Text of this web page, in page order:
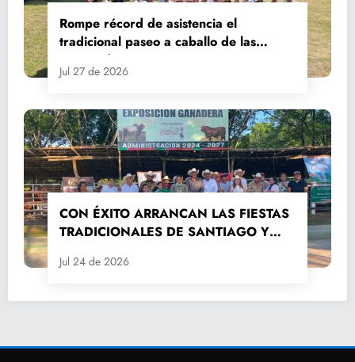
Rompe récord de asistencia el
tradicional paseo a caballo de las
Fiestas de Santiago y Santa Ana
Jul 27 de 2026
CON ÉXITO ARRANCAN LAS FIESTAS
TRADICIONALES DE SANTIAGO Y
Jul 24 de 2026